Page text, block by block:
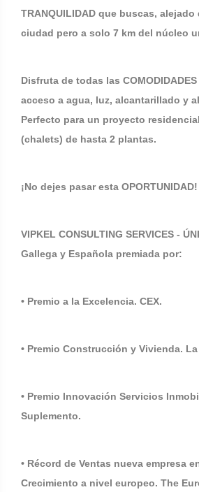
TRANQUILIDAD que buscas,
ciudad pero a solo 7 km del núcleo
Disfruta de todas las
acceso a agua, luz, alcantarillado y
Perfecto para un proyecto
(chalets) de hasta 2 plantas.
¡No dejes pasar esta OPORTUNIDAD!
VIPKEL CONSULTING SERVICES -
Gallega y Española premiada por:
• Premio a la Excelencia. CEX.
• Premio Construcción y Vivienda. La
• Premio Innovación Servicios
Suplemento.
• Récord de Ventas nueva empresa
Crecimiento a nivel europeo. The